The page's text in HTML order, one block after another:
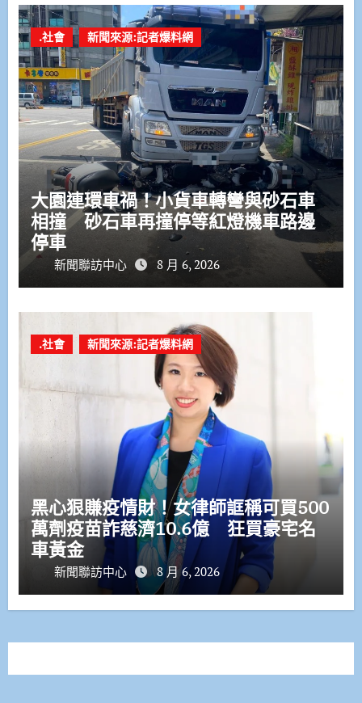
.社會 新聞來源:記者爆料網
大園連環車禍！小貨車轉彎與砂石車
相撞 砂石車再撞停等紅燈機車路邊
停車
新聞聯訪中心 8 月 6, 2026
.社會 新聞來源:記者爆料網
黑心狠賺疫情財！女律師誆稱可買500
萬劑疫苗詐慈濟10.6億 狂買豪宅名
車黃金
新聞聯訪中心 8 月 6, 2026